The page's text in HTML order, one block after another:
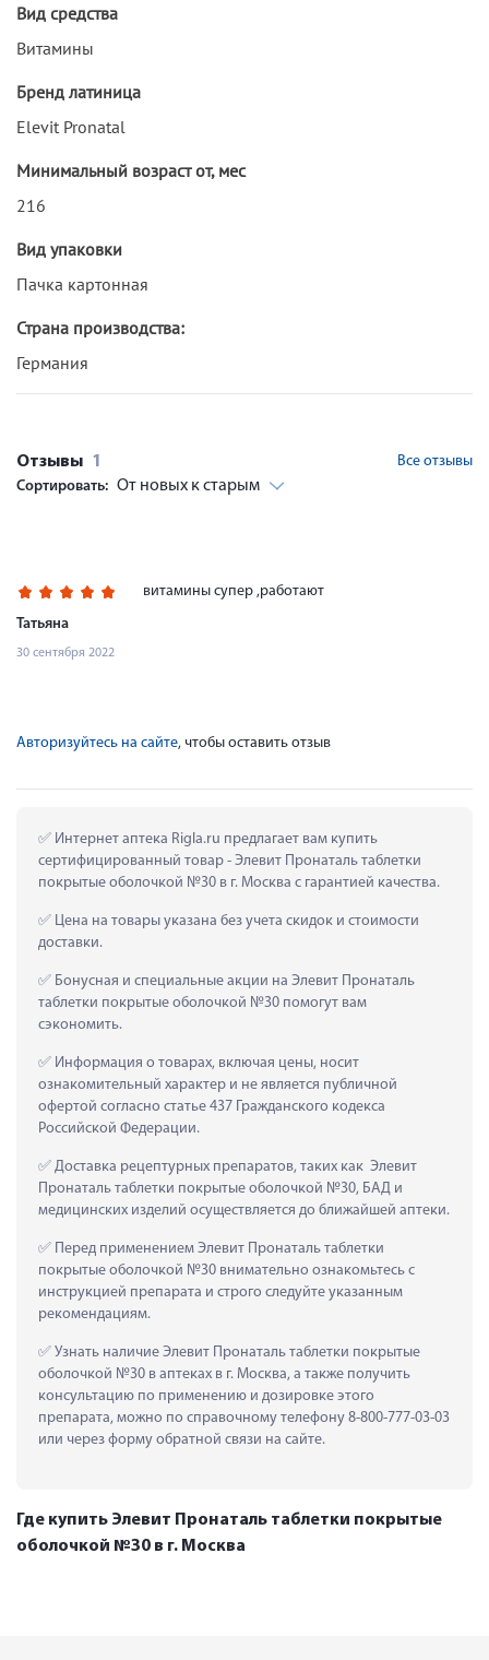
Вид средства
Витамины
Бренд латиница
Elevit Pronatal
Минимальный возраст от, мес
216
Вид упаковки
Пачка картонная
Страна производства:
Германия
Отзывы 1
Все отзывы
Сортировать: От новых к старым
Татьяна
30 сентября 2022
витамины супер ,работают
Авторизуйтесь на сайте, чтобы оставить отзыв
Интернет аптека Rigla.ru предлагает вам купить
сертифицированный товар - Элевит Пронаталь таблетки
покрытые оболочкой №30 в г. Москва с гарантией качества.
Цена на товары указана без учета скидок и стоимости
доставки.
Бонусная и специальные акции на Элевит Пронаталь
таблетки покрытые оболочкой №30 помогут вам
сэкономить.
Информация о товарах, включая цены, носит
ознакомительный характер и не является публичной
офертой согласно статье 437 Гражданского кодекса
Российской Федерации.
Доставка рецептурных препаратов, таких как  Элевит
Пронаталь таблетки покрытые оболочкой №30, БАД и
медицинских изделий осуществляется до ближайшей аптеки.
Перед применением Элевит Пронаталь таблетки
покрытые оболочкой №30 внимательно ознакомьтесь с
инструкцией препарата и строго следуйте указанным
рекомендациям.
Узнать наличие Элевит Пронаталь таблетки покрытые
оболочкой №30 в аптеках в г. Москва, а также получить
консультацию по применению и дозировке этого
препарата, можно по справочному телефону 8-800-777-03-03
или через форму обратной связи на сайте.
Где купить Элевит Пронаталь таблетки покрытые
оболочкой №30 в г. Москва